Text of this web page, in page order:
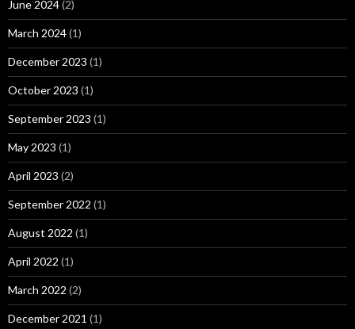
June 2024(2)
March 2024(1)
December 2023 (1)
October 2023 (1)
September 2023 (1)
May 2023 (1)
April 2023 (2)
September 2022 (1)
August 2022 (1)
April 2022 (1)
March 2022 (2)
December 2021 (1)